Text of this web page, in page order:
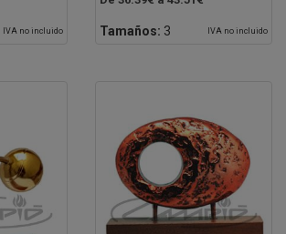
IVA no incluido Tamaños: 3 IVA no incluido